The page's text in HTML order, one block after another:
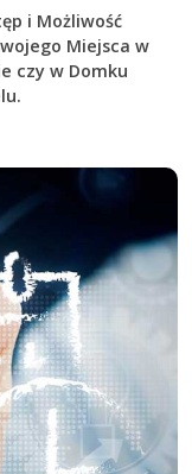
i Możliwość
Miejsca w
czy w Domku